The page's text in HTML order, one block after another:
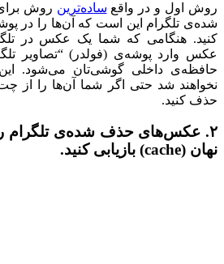
روش اول و در واقع ساده‌ترین روش
شده‌ی تلگرام این است که آن‌ها را در
کنید. هنگامی که شما یک عکس در
عکس وارد پوشه‌ی (فولدر) “تصاویر
حافظه‌ی داخلی گوشی‌تان می‌شود.
نخواهند شد حتی اگر شما آن‌ها را از
حذف کنید.
۲. عکس‌های حذف شده‌ی تلگرام
نهان (cache) بازیابی کنید.